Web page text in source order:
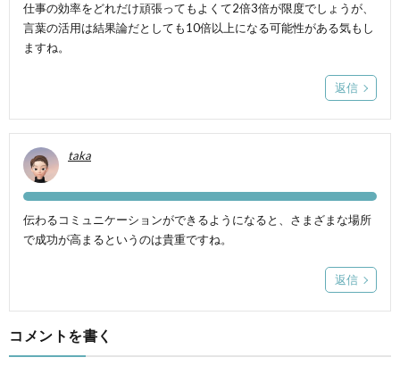
仕事の効率をどれだけ頑張ってもよくて2倍3倍が限度でしょうが、
言葉の活用は結果論だとしても10倍以上になる可能性がある気もし
ますね。
返信
taka
伝わるコミュニケーションができるようになると、さまざまな場所
で成功が高まるというのは貴重ですね。
返信
コメントを書く